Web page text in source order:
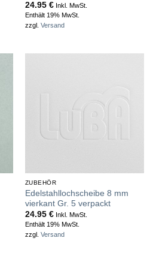
24.95 €Inkl. MwSt.
Enthält 19% MwSt.
zzgl. Versand
ZUBEHÖR
Edelstahllochscheibe 8 mm
vierkant Gr. 5 verpackt
24.95 €Inkl. MwSt.
Enthält 19% MwSt.
zzgl. Versand